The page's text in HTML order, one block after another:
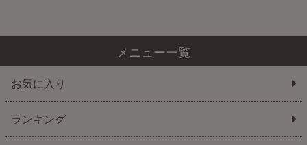
メニュー一覧
お気に入り
ランキング